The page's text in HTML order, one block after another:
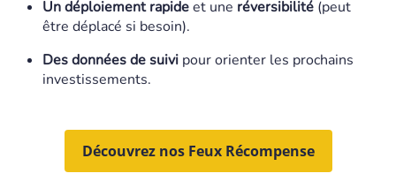
Un déploiement rapideet une réversibilité (peut
être déplacé si besoin).
Des données de suivi pour orienter les prochains
investissements.
Découvrez nos Feux Récompense